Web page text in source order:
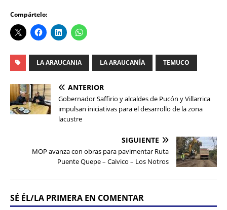
Compártelo:
LA ARAUCANIA LA ARAUCANÍA TEMUCO
ANTERIOR
Gobernador Saffirio y alcaldes de Pucón y Villarrica
impulsan iniciativas para el desarrollo de la zona
lacustre
SIGUIENTE
MOP avanza con obras para pavimentar Ruta
Puente Quepe – Caivico – Los Notros
SÉ ÉL/LA PRIMERA EN COMENTAR